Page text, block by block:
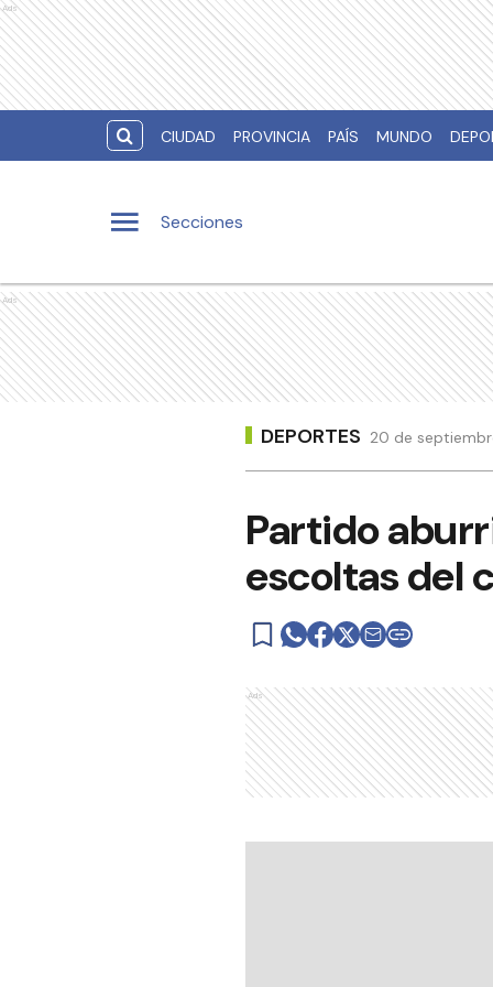
Ads
CIUDAD PROVINCIA PAÍS MUNDO
Secciones
Ads
DEPORTES 20 de
Partido
escoltas del
Ads